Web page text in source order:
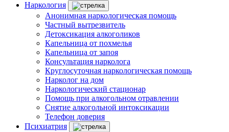
Наркология
Анонимная наркологическая помощь
Частный вытрезвитель
Детоксикация алкоголиков
Капельница от похмелья
Капельница от запоя
Консультация нарколога
Круглосуточная наркологическая помощь
Нарколог на дом
Наркологический стационар
Помощь при алкогольном отравлении
Снятие алкогольной интоксикации
Телефон доверия
Психиатрия